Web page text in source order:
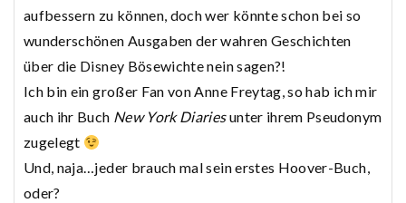
aufbessern zu können, doch wer könnte schon bei so
wunderschönen Ausgaben der wahren Geschichten
über die Disney Bösewichte nein sagen?!
Ich bin ein großer Fan von Anne Freytag, so hab ich mir
auch ihr Buch New York Diariesunter ihrem Pseudonym
zugelegt
Und, naja…jeder brauch mal sein erstes Hoover-Buch,
oder?